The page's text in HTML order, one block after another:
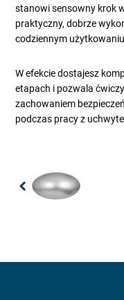
stanowi sensowny krok
praktyczny, dobrze
codziennym
W efekcie dostajesz
etapach i pozwala
zachowaniem
podczas pracy z